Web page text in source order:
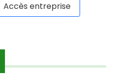
Accès entreprise